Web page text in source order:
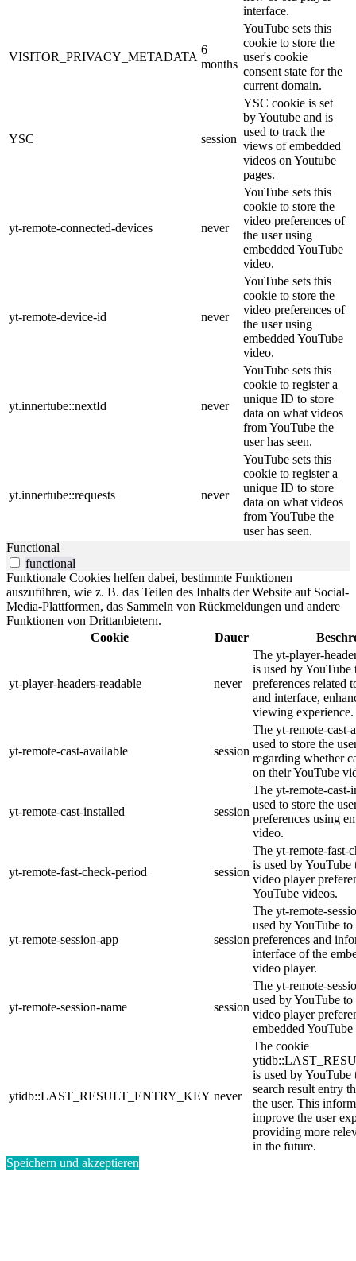
interface.
VISITOR_PRIVACY_METADATA
6
months
YouTube sets this
cookie to store the
user's cookie
consent state for the
current domain.
YSC session
YSC cookie is set
by Youtube and is
used to track the
views of embedded
videos on Youtube
pages.
yt-remote-connected-devices never
YouTube sets this
cookie to store the
video preferences of
the user using
embedded YouTube
video.
yt-remote-device-id never
YouTube sets this
cookie to store the
video preferences of
the user using
embedded YouTube
video.
yt.innertube::nextId never
YouTube sets this
cookie to register a
unique ID to store
data on what videos
from YouTube the
user has seen.
yt.innertube::requests never
YouTube sets this
cookie to register a
unique ID to store
data on what videos
from YouTube the
user has seen.
Functional
functional
Funktionale Cookies helfen dabei, bestimmte Funktionen
auszuführen, wie z. B. das Teilen des Inhalts der Website auf Social-
Media-Plattformen, das Sammeln von Rückmeldungen und andere
Funktionen von Drittanbietern.
Cookie
Dauer
yt-player-headers-readable never
The yt-player-
is used by YouTube
preferences related
and interface,
viewing experience.
yt-remote-cast-available session
The yt-remote-cast-
used to store the
regarding whether
on their YouTube
yt-remote-cast-installed session
The yt-remote-cast-
used to store the
preferences using
video.
yt-remote-fast-check-period session
The yt-remote-fast-
is used by YouTube
video player
YouTube videos.
yt-remote-session-app session
The yt-remote-
used by YouTube to
preferences and
interface of the
video player.
yt-remote-session-name session
The yt-remote-
used by YouTube to
video player
embedded
ytidb::LAST_RESULT_ENTRY_KEY never
The cookie
is used by YouTube
search result entry
the user. This
improve the user
providing more
in the future.
Speichern und akzeptieren